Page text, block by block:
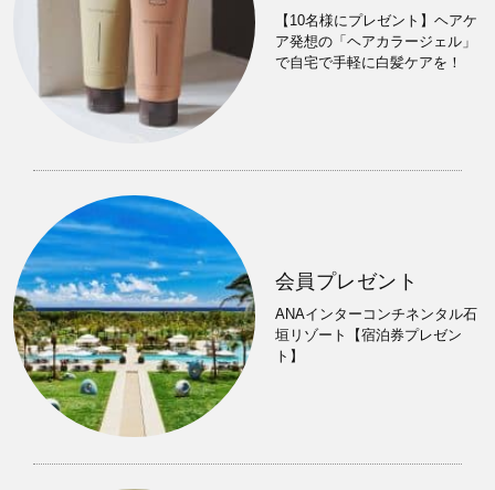
【10名様にプレゼント】ヘアケ
ア発想の「ヘアカラージェル」
で自宅で手軽に白髪ケアを！
会員プレゼント
ANAインターコンチネンタル石
垣リゾート【宿泊券プレゼン
ト】